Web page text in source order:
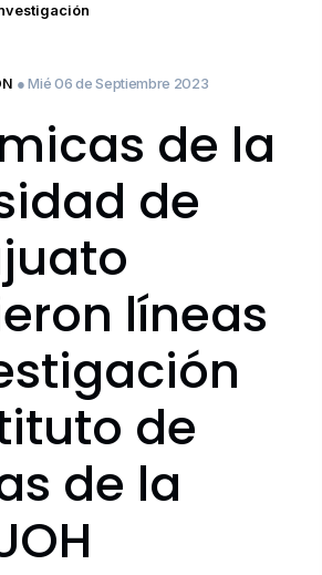
● Mié 06 de Septiembre 2023
de la
de
líneas
de
de la